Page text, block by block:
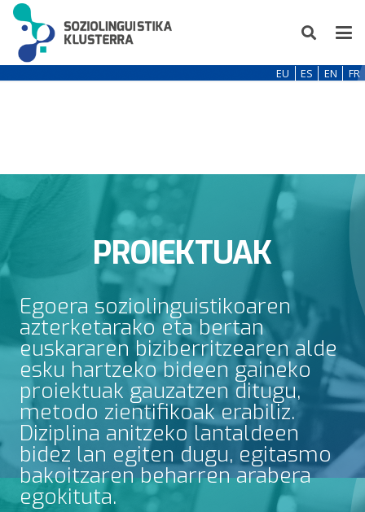
EU ES EN FR
PROIEKTUAK
Egoera soziolinguistikoaren
azterketarako eta bertan
euskararen biziberritzearen alde
esku hartzeko bideen gaineko
proiektuak gauzatzen ditugu,
metodo zientifikoak erabiliz.
Diziplina anitzeko lantaldeen
bidez lan egiten dugu, egitasmo
bakoitzaren beharren arabera
egokituta.